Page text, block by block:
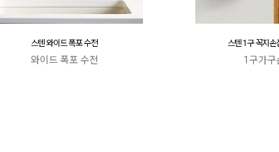
스텐 와이드 폭포 수전
와이드 폭포 수전
스텐 1구 꼭지손
1구가구